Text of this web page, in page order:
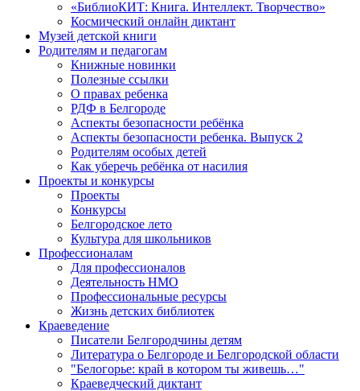
«БиблиоКИТ: Книга. Интеллект. Творчество»
Космический онлайн диктант
Музей детской книги
Родителям и педагогам
Книжные новинки
Полезные ссылки
О правах ребенка
РДФ в Белгороде
Аспекты безопасности ребёнка
Аспекты безопасности ребенка. Выпуск 2
Родителям особых детей
Как уберечь ребёнка от насилия
Проекты и конкурсы
Проекты
Конкурсы
Белгородское лето
Культура для школьников
Профессионалам
Для профессионалов
Деятельность НМО
Профессиональные ресурсы
Жизнь детских библиотек
Краеведение
Писатели Белгородчины детям
Литература о Белгороде и Белгородской области
"Белогорье: край в котором ты живешь…"
Краеведческий диктант